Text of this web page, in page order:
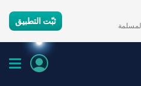
ثبّت التطبيق